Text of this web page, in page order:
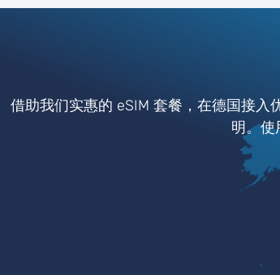
借助我们实惠的 eSIM 套餐，在德国接
明。使